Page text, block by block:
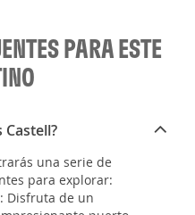
PARA ESTE
Castell?
una serie de
para explorar:
Disfruta de un